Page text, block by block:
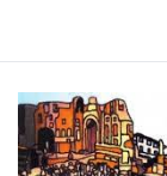
contenuto